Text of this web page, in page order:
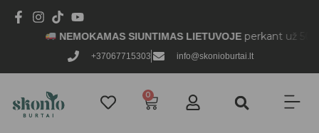
+37067715303 info@skonioburtai.lt
NEMOKAMAS SIUNTIMAS LIETUVOJEperkant už 50 €
0